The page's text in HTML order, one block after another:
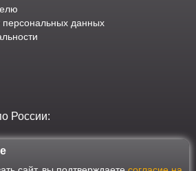
персональных данных
России:
работает в соответствии с требованиями